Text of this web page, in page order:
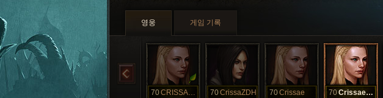
영웅 게임 기록
70 CRISSAEGRIM 70CrissaZDH 70Crissae 70 Crissaegrim